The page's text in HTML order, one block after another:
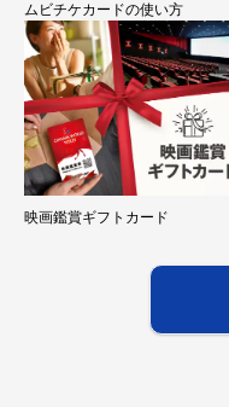
ムビチケカードの使い方
映画鑑賞ギフトカード